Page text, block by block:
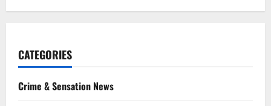
CATEGORIES
Crime & Sensation News